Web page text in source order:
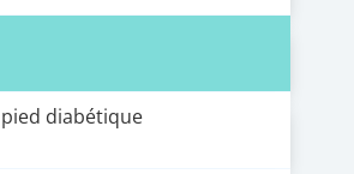
diabétique